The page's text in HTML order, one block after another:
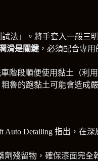
法」。將手套入一般三
滑是關鍵 ，必須配合專用
階段順便使用黏土（利
魯的跑黏土可能會造
Detailing 指出，在
殘留物，確保漆面完